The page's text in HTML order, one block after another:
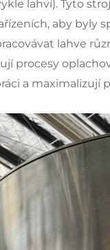
lahví). Tyto
aby byly
lahve
procesy
a maximalizují